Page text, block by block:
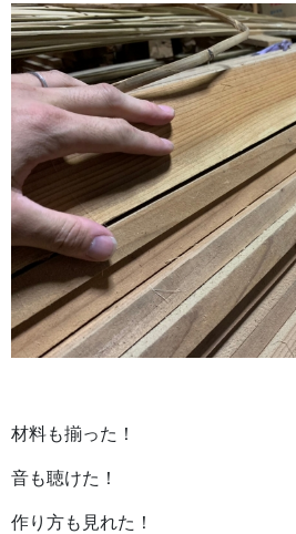
材料も揃った！
音も聴けた！
作り方も見れた！